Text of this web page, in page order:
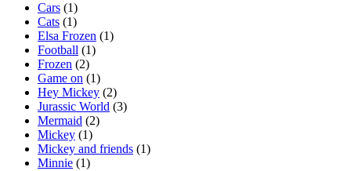
Cars (1)
Cats (1)
Elsa Frozen (1)
Football (1)
Frozen (2)
Game on (1)
Hey Mickey (2)
Jurassic World (3)
Mermaid (2)
Mickey (1)
Mickey and friends (1)
Minnie (1)